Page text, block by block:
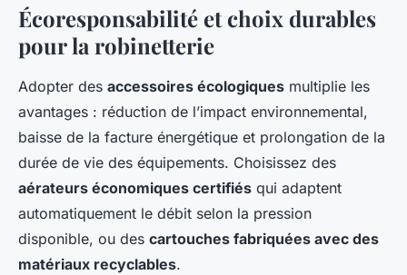
Écoresponsabilité et choix durables
pour la robinetterie
Adopter des accessoires écologiques multiplie les
avantages : réduction de l’impact environnemental,
baisse de la facture énergétique et prolongation de la
durée de vie des équipements. Choisissez des
aérateurs économiques certifiés qui adaptent
automatiquement le débit selon la pression
disponible, ou des cartouches fabriquées avec des
matériaux recyclables.